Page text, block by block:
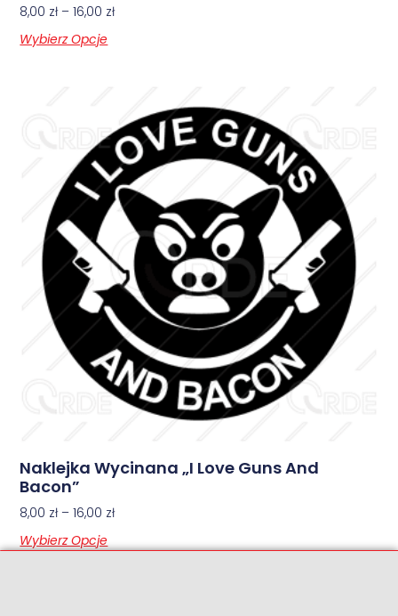
8,00 zł – 16,00 zł
Wybierz Opcje
Naklejka Wycinana „I Love Guns And
Bacon”
8,00 zł – 16,00 zł
Wybierz Opcje